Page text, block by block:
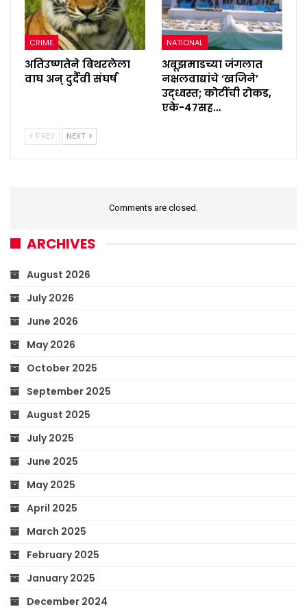
CRIME
अतिउष्णतेने बिथरलेला
वाघ अन् दुर्दैवी संघर्ष
NATIONAL
अबूझमाडच्या जंगलात
नक्षलवाद्यांचे ‘खजिने’
उद्ध्वस्त; कोटींची रोकड,
एके-४७सह…
PREV NEXT
Comments are closed.
ARCHIVES
August 2026
July 2026
June 2026
May 2026
October 2025
September 2025
August 2025
July 2025
June 2025
May 2025
April 2025
March 2025
February 2025
January 2025
December 2024